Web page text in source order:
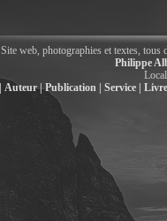
Site web, photographies et textes, tous
Philippe
Auteur | Publication | Service |